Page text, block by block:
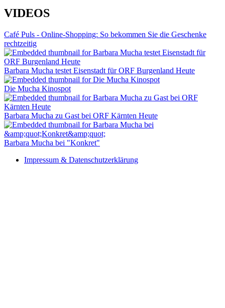
VIDEOS
Café Puls - Online-Shopping: So bekommen Sie die Geschenke
rechtzeitig
Barbara Mucha testet Eisenstadt für ORF Burgenland Heute
Die Mucha Kinospot
Barbara Mucha zu Gast bei ORF Kärnten Heute
Barbara Mucha bei "Konkret"
Impressum & Datenschutzerklärung